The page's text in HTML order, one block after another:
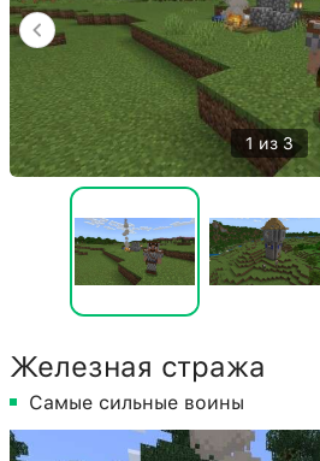
1 из 3
Железная стража
Самые сильные воины